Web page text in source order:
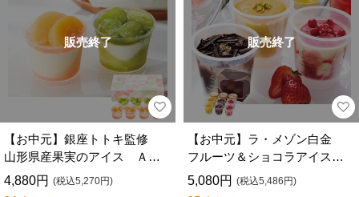
販売終了
【お中元】銀座トトキ監修
山形県産果実のアイス ＡＨ
ーＰＳ
4,880円 (税込5,270円)
販売終了
【お中元】ラ・メゾン白金
フルーツ＆ショコラアイス
ＡＨーＭＦ
5,080円 (税込5,486円)